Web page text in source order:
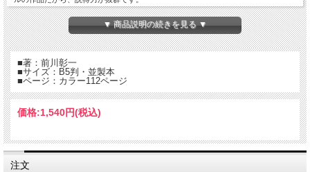
【本書の特長】
●春夏秋冬で撮りたい47のシーンをピックアップ
●すべてのシーンで「押さえておきたいポイント」を抽出
●「よくやる3つのミス」が現場での失敗を減らしてくれる
▼ 商品説明の続きを見る ▼
■著：前川彰一
■サイズ：B5判・並製本
■ページ：カラー112ページ
価格:1,540円(税込)
注文